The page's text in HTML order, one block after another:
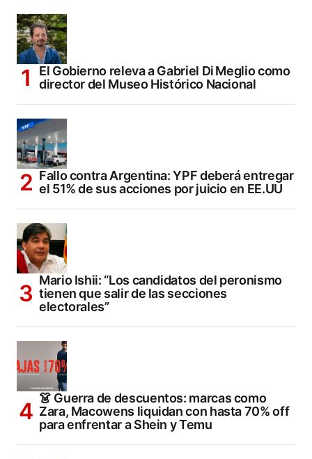
El Gobierno releva a Gabriel Di Meglio como
director del Museo Histórico Nacional
Fallo contra Argentina: YPF deberá entregar
el 51% de sus acciones por juicio en EE.UU
Mario Ishii: “Los candidatos del peronismo
tienen que salir de las secciones
electorales”
👗 Guerra de descuentos: marcas como
Zara, Macowens liquidan con hasta 70% off
para enfrentar a Shein y Temu